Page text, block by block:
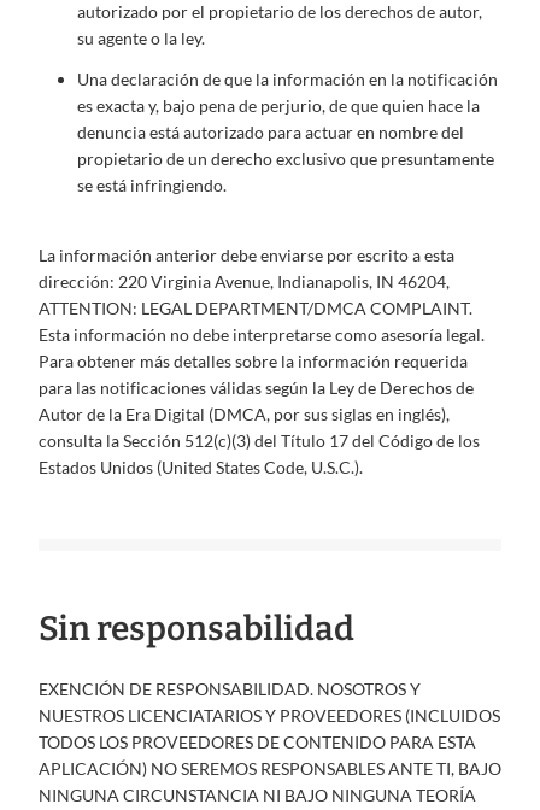
autorizado por el propietario de los derechos de autor,
su agente o la ley.
Una declaración de que la información en la notificación
es exacta y, bajo pena de perjurio, de que quien hace la
denuncia está autorizado para actuar en nombre del
propietario de un derecho exclusivo que presuntamente
se está infringiendo.
La información anterior debe enviarse por escrito a esta
dirección: 220 Virginia Avenue, Indianapolis, IN 46204,
ATTENTION: LEGAL DEPARTMENT/DMCA COMPLAINT.
Esta información no debe interpretarse como asesoría legal.
Para obtener más detalles sobre la información requerida
para las notificaciones válidas según la Ley de Derechos de
Autor de la Era Digital (DMCA, por sus siglas en inglés),
consulta la Sección 512(c)(3) del Título 17 del Código de los
Estados Unidos (United States Code, U.S.C.).
Sin responsabilidad
EXENCIÓN DE RESPONSABILIDAD. NOSOTROS Y
NUESTROS LICENCIATARIOS Y PROVEEDORES (INCLUIDOS
TODOS LOS PROVEEDORES DE CONTENIDO PARA ESTA
APLICACIÓN) NO SEREMOS RESPONSABLES ANTE TI, BAJO
NINGUNA CIRCUNSTANCIA NI BAJO NINGUNA TEORÍA